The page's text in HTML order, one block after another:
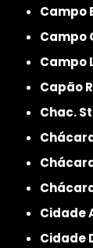
Campo
Capão
Chac.